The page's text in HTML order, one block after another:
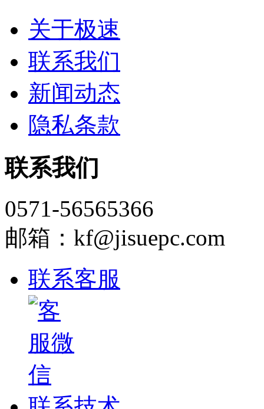
关于极速
联系我们
新闻动态
隐私条款
联系我们
0571-56565366
邮箱：kf@jisuepc.com
联系客服